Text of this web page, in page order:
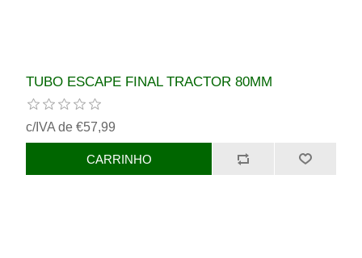
TUBO ESCAPE FINAL TRACTOR 80MM
c/IVA de €57,99